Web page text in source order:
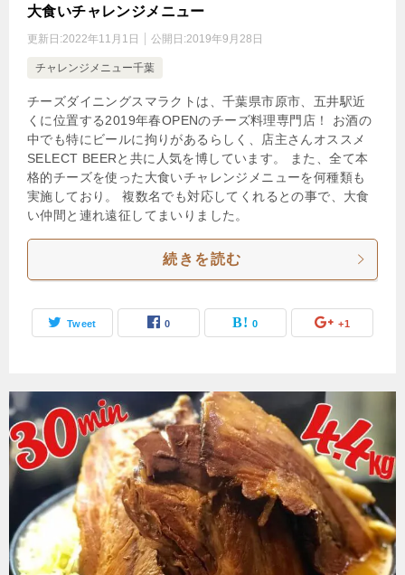
大食いチャレンジメニュー
更新日:2022年11月1日 公開日:2019年9月28日
チャレンジメニュー千葉
チーズダイニングスマラクトは、千葉県市原市、五井駅近
くに位置する2019年春OPENのチーズ料理専門店！ お酒の
中でも特にビールに拘りがあるらしく、店主さんオススメ
SELECT BEERと共に人気を博しています。 また、全て本
格的チーズを使った大食いチャレンジメニューを何種類も
実施しており。 複数名でも対応してくれるとの事で、大食
い仲間と連れ遠征してまいりました。
続きを読む
Tweet 0 0 +1